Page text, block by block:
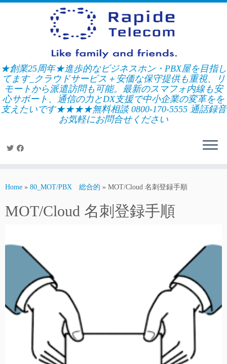
Skip
★創業25周年★進歩的なビジネスホン・PBX屋を目指し
てます_クラウドサービス＋安価な保守提供も重視、リ
モートから派遣訪問も可能。最新のスマフォ内線も安
心サポート、通信の力とDX支援で中小企業の変革をを
支えたいです★★★★無料相談 0800-170-5555 通話録音
お気軽にお問合せください
Home » 80_MOT/PBX 総合的 » MOT/Cloud 名刺登録手順
MOT/Cloud 名刺登録手順